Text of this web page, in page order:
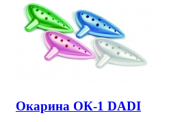
Окарина ОК-1 DADI